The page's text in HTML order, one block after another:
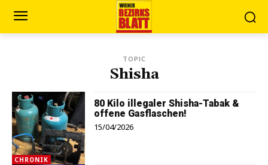
TOPIC
Shisha
CHRONIK
80 Kilo illegaler Shisha-Tabak &
offene Gasflaschen!
15/04/2026